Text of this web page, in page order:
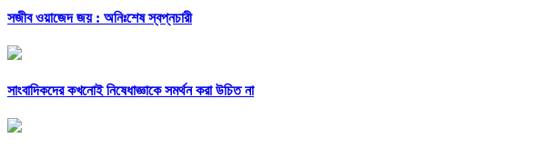
সজীব ওয়াজেদ জয় : অনিঃশেষ স্বপ্নচারী
সাংবাদিকদের কখনোই নিষেধাজ্ঞাকে সমর্থন করা উচিত না